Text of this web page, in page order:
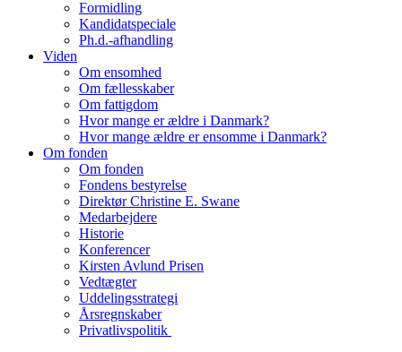
Formidling
Kandidatspeciale
Ph.d.-afhandling
Viden
Om ensomhed
Om fællesskaber
Om fattigdom
Hvor mange er ældre i Danmark?
Hvor mange ældre er ensomme i Danmark?
Om fonden
Om fonden
Fondens bestyrelse
Direktør Christine E. Swane
Medarbejdere
Historie
Konferencer
Kirsten Avlund Prisen
Vedtægter
Uddelingsstrategi
Årsregnskaber
Privatlivspolitik